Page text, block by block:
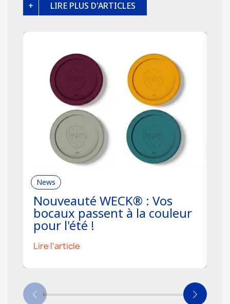
LIRE PLUS D'ARTICLES
News
Nouveauté WECK® : Vos
bocaux passent à la couleur
pour l'été !
Lire l'article